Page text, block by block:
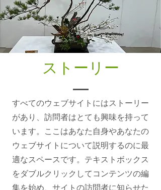
ストーリー
すべてのウェブサイトにはストーリー
があり、訪問者はとても興味を持って
います。ここはあなた自身やあなたの
ウェブサイトについて説明するのに最
適なスペースです。テキストボックス
をダブルクリックしてコンテンツの編
集を始め、サイトの訪問者に知らせた